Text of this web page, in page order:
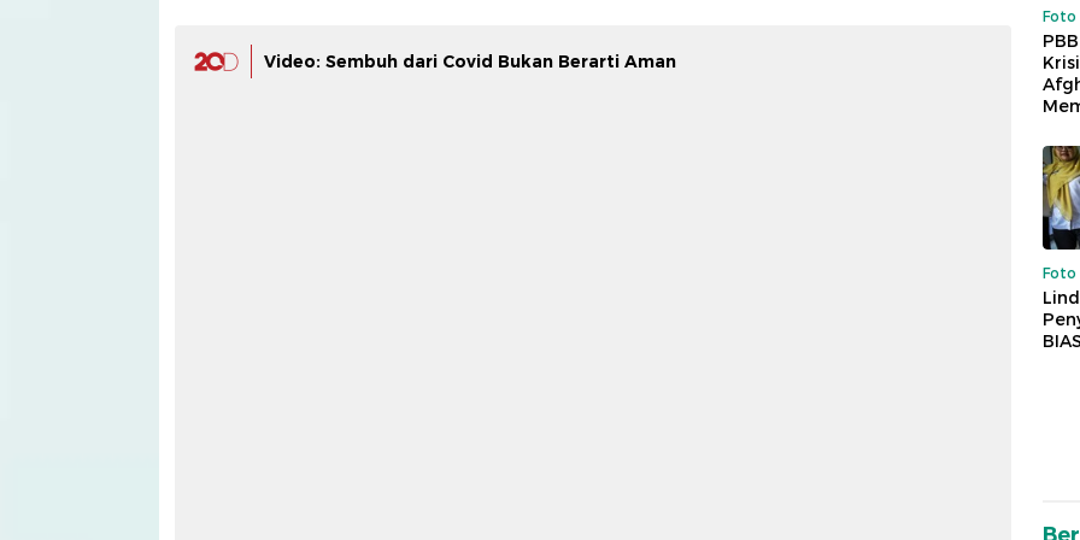
Video: Sembuh dari Covid Bukan Berarti Aman
Foto
Foto